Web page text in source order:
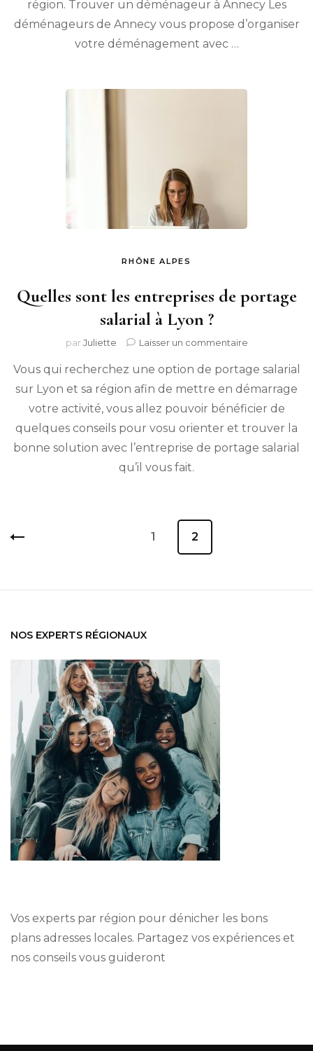
?
région. Trouver un déménageur à Annecy Les
déménageurs de Annecy vous propose d’organiser
votre déménagement avec …
RHÔNE ALPES
Quelles sont les entreprises de portage
salarial à Lyon ?
parJuliette Laisser un commentairesur
sont
les
entreprises
de
portage
à
Vous qui recherchez une option de portage salarial
sur Lyon et sa région afin de mettre en démarrage
votre activité, vous allez pouvoir bénéficier de
quelques conseils pour vosu orienter et trouver la
bonne solution avec l’entreprise de portage salarial
qu’il vous fait.
Page
1 Page
2
NOS EXPERTS RÉGIONAUX
Vos experts par région pour dénicher les bons
plans adresses locales. Partagez vos expériences et
nos conseils vous guideront